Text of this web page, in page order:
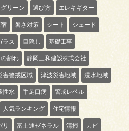
リーン 選び方 エレキギター
宿 暑さ対策 シート シェード
ラス 目隠し 基礎工事
割れ 静岡三和建設株式会社
害警戒区域 津波災害地域 浸水地域
性水 手足口病 警戒レベル
人気ランキング 住宅情報
リ 富士通ゼネラル 清掃 カビ